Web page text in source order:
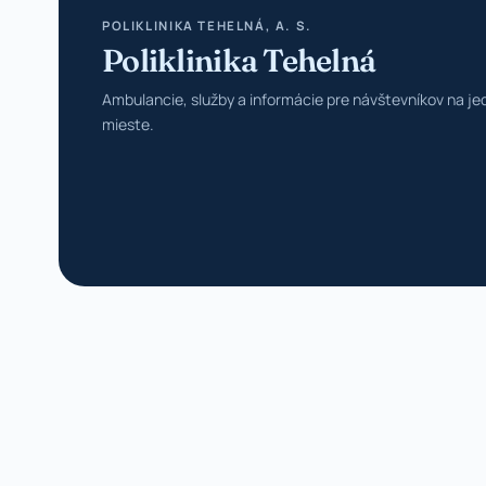
POLIKLINIKA TEHELNÁ, A. S.
Poliklinika Tehelná
Ambulancie, služby a informácie pre návštevníkov na
mieste.